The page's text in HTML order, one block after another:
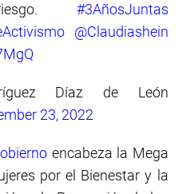
#3AñosJuntas
@Claudiashein
Díaz de León
23, 2022
encabeza la Mega
por el Bienestar y la